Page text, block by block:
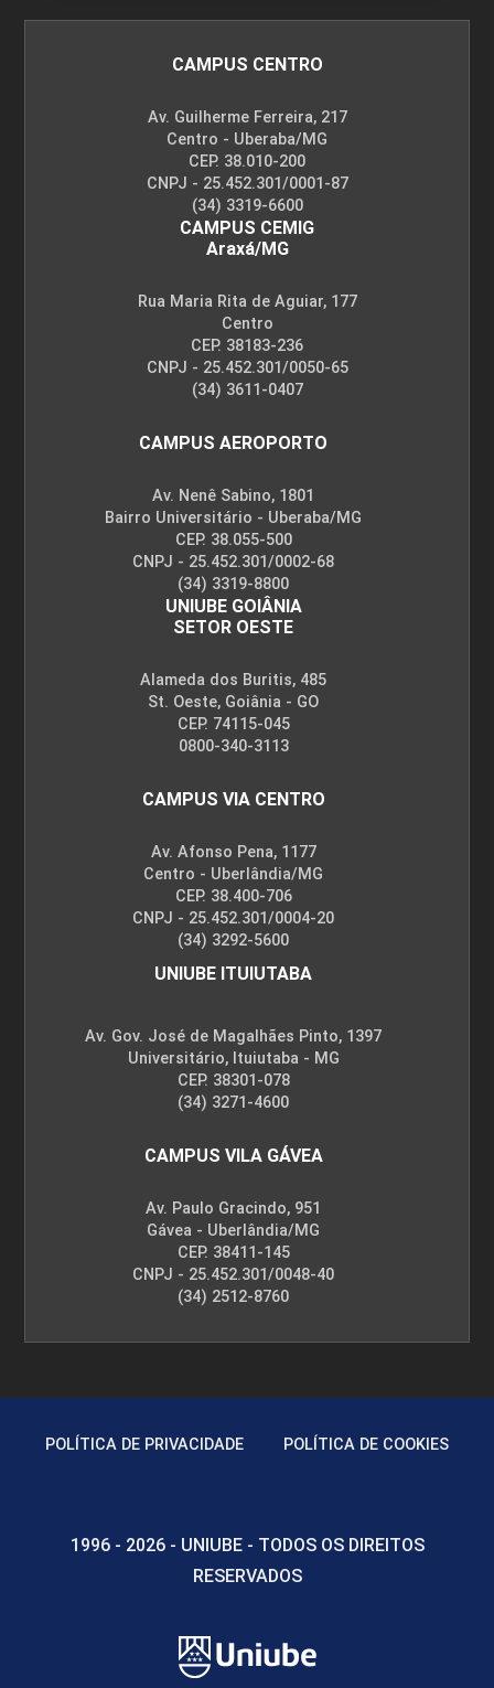
CAMPUS CENTRO
Av. Guilherme Ferreira, 217
Centro - Uberaba/MG
CEP. 38.010-200
CNPJ - 25.452.301/0001-87
(34) 3319-6600
CAMPUS CEMIG
Araxá/MG
Rua Maria Rita de Aguiar, 177
Centro
CEP. 38183-236
CNPJ - 25.452.301/0050-65
(34) 3611-0407
CAMPUS AEROPORTO
Av. Nenê Sabino, 1801
Bairro Universitário - Uberaba/MG
CEP. 38.055-500
CNPJ - 25.452.301/0002-68
(34) 3319-8800
UNIUBE GOIÂNIA
SETOR OESTE
Alameda dos Buritis, 485
St. Oeste, Goiânia - GO
CEP. 74115-045
0800-340-3113
CAMPUS VIA CENTRO
Av. Afonso Pena, 1177
Centro - Uberlândia/MG
CEP. 38.400-706
CNPJ - 25.452.301/0004-20
(34) 3292-5600
UNIUBE ITUIUTABA
Av. Gov. José de Magalhães Pinto, 1397
Universitário, Ituiutaba - MG
CEP. 38301-078
(34) 3271-4600
CAMPUS VILA GÁVEA
Av. Paulo Gracindo, 951
Gávea - Uberlândia/MG
CEP. 38411-145
CNPJ - 25.452.301/0048-40
(34) 2512-8760
POLÍTICA DE PRIVACIDADE POLÍTICA DE COOKIES
1996 - 2026 - UNIUBE - TODOS OS DIREITOS
RESERVADOS